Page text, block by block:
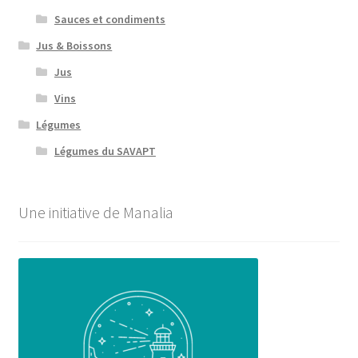
Sauces et condiments
Jus & Boissons
Jus
Vins
Légumes
Légumes du SAVAPT
Une initiative de Manalia